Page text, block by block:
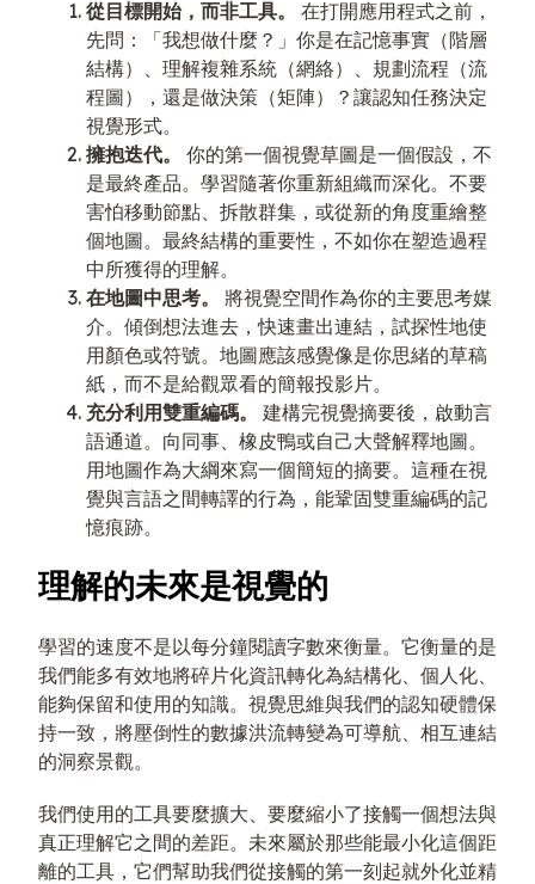
從目標開始，而非工具。
在打開應用程式之前，
先問：「我想做什麼？」你是在記憶事實（階層
結構）、理解複雜系統（網絡）、規劃流程（流
程圖），還是做決策（矩陣）？讓認知任務決定
視覺形式。
擁抱迭代。
你的第一個視覺草圖是一個假設，不
是最終產品。學習隨著你重新組織而深化。不要
害怕移動節點、拆散群集，或從新的角度重繪整
個地圖。最終結構的重要性，不如你在塑造過程
中所獲得的理解。
在地圖中思考。
將視覺空間作為你的主要思考媒
介。傾倒想法進去，快速畫出連結，試探性地使
用顏色或符號。地圖應該感覺像是你思緒的草稿
紙，而不是給觀眾看的簡報投影片。
充分利用雙重編碼。
建構完視覺摘要後，啟動言
語通道。向同事、橡皮鴨或自己大聲解釋地圖。
用地圖作為大綱來寫一個簡短的摘要。這種在視
覺與言語之間轉譯的行為，能鞏固雙重編碼的記
憶痕跡。
理解的未來是視覺的
學習的速度不是以每分鐘閱讀字數來衡量。它衡量的是
我們能多有效地將碎片化資訊轉化為結構化、個人化、
能夠保留和使用的知識。視覺思維與我們的認知硬體保
持一致，將壓倒性的數據洪流轉變為可導航、相互連結
的洞察景觀。
我們使用的工具要麼擴大、要麼縮小了接觸一個想法與
真正理解它之間的差距。未來屬於那些能最小化這個距
離的工具，它們幫助我們從接觸的第一刻起就外化並精